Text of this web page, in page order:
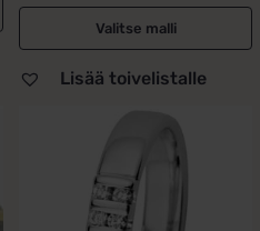
Valitse malli
Lisää toivelistalle